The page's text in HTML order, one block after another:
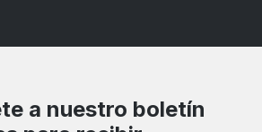
a nuestro boletín